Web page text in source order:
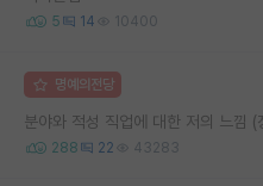
5 14 10400
명예의전당
분야와 적성 직업에 대한 저의 느낌 (
288 22 43283